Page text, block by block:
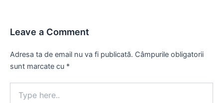
Leave a Comment
Adresa ta de email nu va fi publicată. Câmpurile obligatorii
sunt marcate cu *
here..